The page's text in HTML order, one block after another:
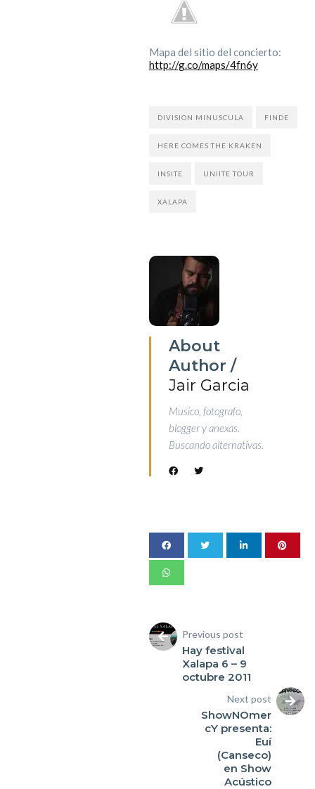
Mapa del sitio del concierto:
http://g.co/maps/4fn6y
DIVISION MINUSCULA FINDE
HERE COMES THE KRAKEN
INSITE UNIITE TOUR
XALAPA
About
Author /
Jair Garcia
Musico, fotografo,
blogger y anexas.
Buscando alternativas.
Previous post
Hay festival
Xalapa 6 – 9
octubre 2011
Next post
ShowNOmer
cY presenta:
Euí
(Canseco)
en Show
Acústico